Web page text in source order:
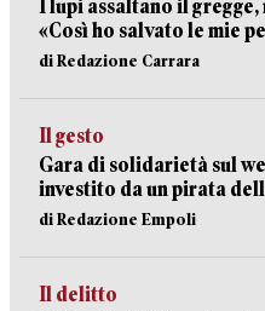
I lupi assaltano il
«Così ho salvato le mie
di Redazione Carrara
Il gesto
Gara di solidarietà sul
investito da un pirata
di Redazione Empoli
Il delitto